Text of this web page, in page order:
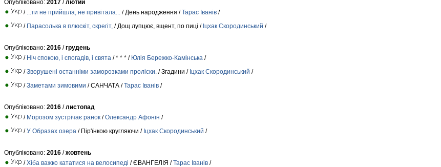
Опубліковано: 2017 /лютий
/
...ти не прийшла, не привітала... / День народження /Тарас Іванів /
/ Парасолька в плюскіт, скрегіт, / Дощ лупцює, вщент, по пицi / Іцхак Скородинський /
Опубліковано: 2016 /грудень
/ Ніч спокою, і спогадів, і свята / * * * / Юлiя Берeжко-Камiнська /
/Зворушені останніми заморозками проліски. / Згадини / Іцхак Скородинський /
/Заметами зимовими / САНЧАТА /Тарас Іванів /
Опубліковано: 2016 /листопад
/ Морозом зустрічає ранок /Олександр Афонін /
/У Образах озера / Пір'їнкою кругляючи / Іцхак Скородинський /
Опубліковано: 2016 /жовтень
/Хіба важко кататися на велосипеді / ЄВАНГЕЛІЯ /Тарас Іванів /